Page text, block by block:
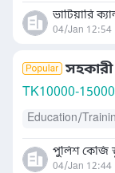
ভাটিয়ারি
04/Jan 12:54
TK10000-15000
Education/
পুলিশ কেজি
04/Jan 12:44